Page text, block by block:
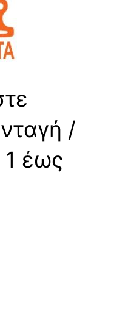
/
1 έως